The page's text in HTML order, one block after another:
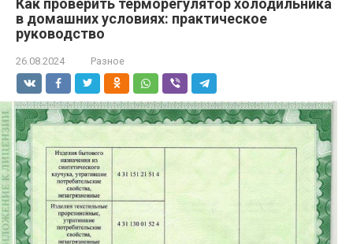
Как проверить терморегулятор холодильника
в домашних условиях: практическое
руководство
26.08.2024 Разное